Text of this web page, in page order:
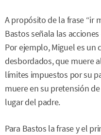
A propósito de la frase “ir
Bastos señala las
Por ejemplo, Miguel es un
desbordados, que muere
límites impuestos por su
muere en su pretensión
lugar del padre.
Para Bastos la frase y el